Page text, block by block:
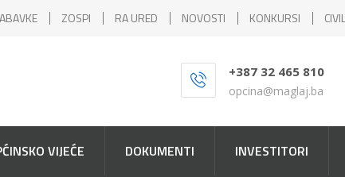
ZOSPI RA URED NOVOSTI KONKURSI
+387 32 465 810
opcina@maglaj.ba
VIJEĆE DOKUMENTI INVESTITORI